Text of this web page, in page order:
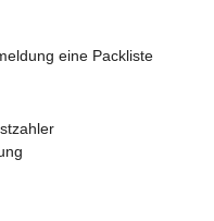
eine Packliste